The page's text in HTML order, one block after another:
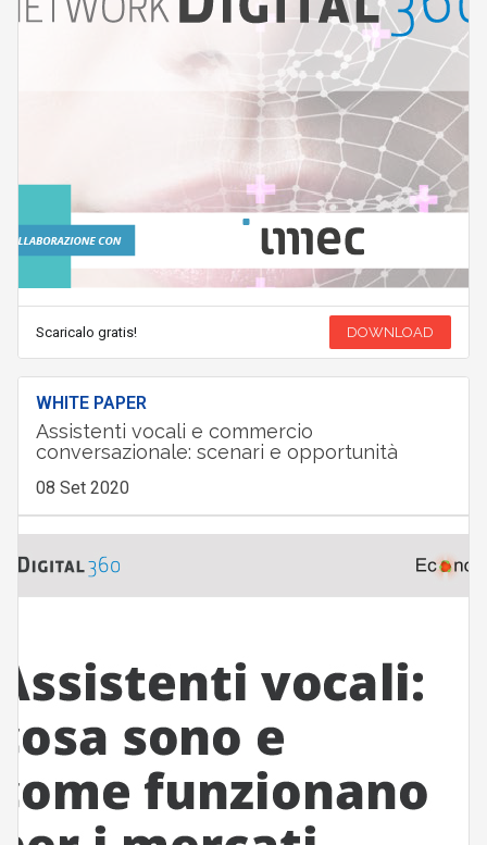
Scaricalo gratis! DOWNLOAD
WHITE PAPER
Assistenti vocali e commercio
conversazionale: scenari e opportunità
08 Set 2020